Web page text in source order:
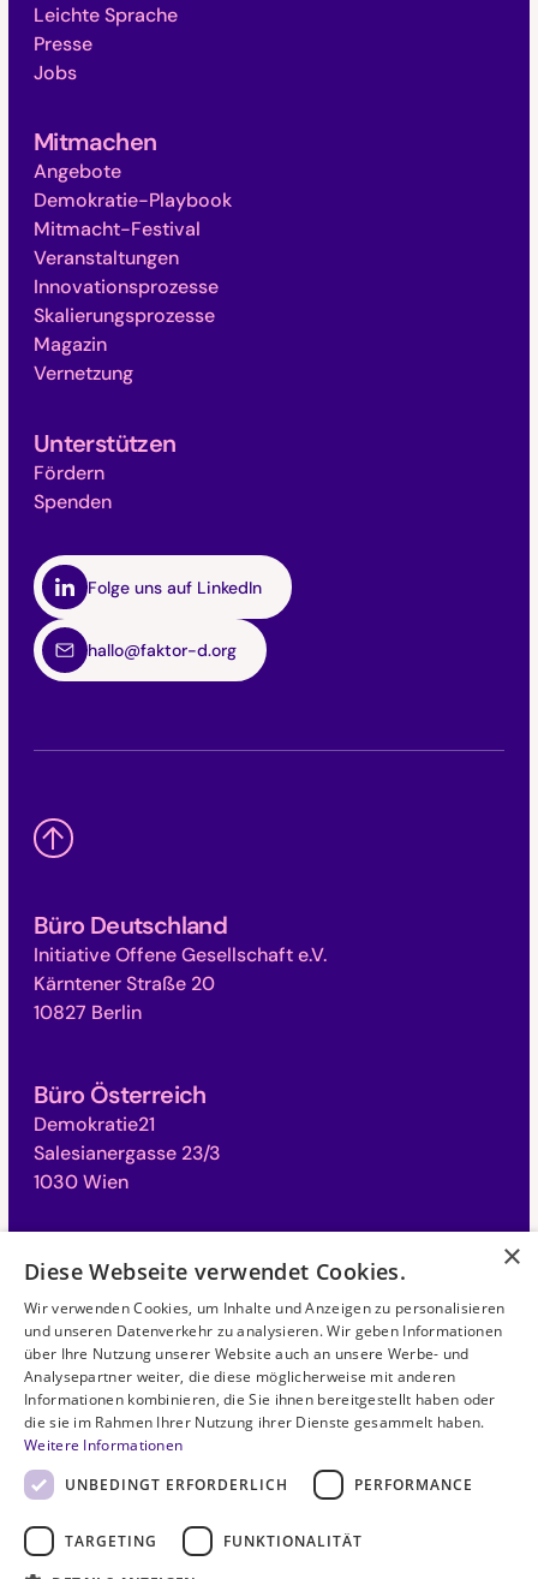
Folge uns auf LinkedIn
hallo@faktor-d.org
Leichte Sprache
Presse
Jobs
Mitmachen
Angebote
Demokratie-Playbook
Mitmacht-Festival
Veranstaltungen
Innovationsprozesse
Skalierungsprozesse
Magazin
Vernetzung
Unterstützen
Fördern
Spenden
Büro Deutschland
Initiative Offene Gesellschaft e.V.
Kärntener Straße 20
10827 Berlin
Büro Österreich
Demokratie21
Salesianergasse 23/3
1030 Wien
Büro Schweiz
Monbijoustrasse 31
3011 Bern
©2026. Alle Rechte vorbehalten.
Datenschutzerklärung
×
Diese Webseite verwendet Cookies.
Wir verwenden Cookies, um Inhalte und Anzeigen zu personalisieren
und unseren Datenverkehr zu analysieren. Wir geben Informationen
über Ihre Nutzung unserer Website auch an unsere Werbe- und
Analysepartner weiter, die diese möglicherweise mit anderen
Informationen kombinieren, die Sie ihnen bereitgestellt haben oder
die sie im Rahmen Ihrer Nutzung ihrer Dienste gesammelt haben.
Weitere Informationen
UNBEDINGT ERFORDERLICH
PERFORMANCE
TARGETING FUNKTIONALITÄT